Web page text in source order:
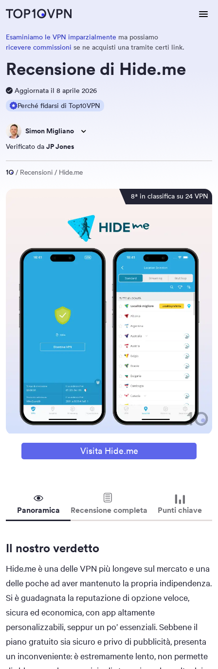
Esaminiamo le VPN imparzialmente ma possiamo
ricevere commissioni se ne acquisti una tramite certi link.
Recensione di Hide.me
Aggiornata il 8 aprile 2026
Perché fidarsi di Top10VPN
Simon Migliano
Verificato da JP Jones
Recensioni Hide.me
8ª in classifica su 24 VPN
Visita Hide.me
Panoramica Recensione completa Punti chiave
Il nostro verdetto
Hide.me è una delle VPN più longeve sul mercato e una
delle poche ad aver mantenuto la propria indipendenza.
Si è guadagnata la reputazione di opzione veloce,
sicura ed economica, con app altamente
personalizzabili, seppur un po’ essenziali. Sebbene il
piano gratuito sia sicuro e privo di pubblicità, presenta
un inconveniente: è estremamente lento, non permette